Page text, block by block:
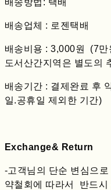
배송방법: 택배
배송업체 : 로젠택배
배송비용 : 3,000원 (7만
도서산간지역은 별도의
배송기간 : 결제완료 후
일.공휴일 제외한 기간)
Exchange& Return
-고객님의 단순 변심으
약철회에 따라서 반드시